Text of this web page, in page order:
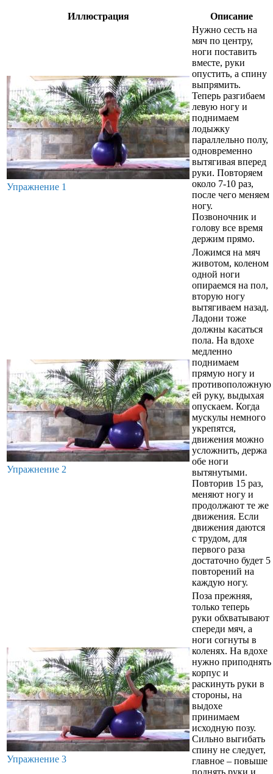
Иллюстрация Описание
Упражнение 1
Нужно сесть на
мяч по центру,
ноги поставить
вместе, руки
опустить, а спину
выпрямить.
Теперь разгибаем
левую ногу и
поднимаем
лодыжку
параллельно полу,
одновременно
вытягивая вперед
руки. Повторяем
около 7-10 раз,
после чего меняем
ногу.
Позвоночник и
голову все время
держим прямо.
Упражнение 2
Ложимся на мяч
животом, коленом
одной ноги
опираемся на пол,
вторую ногу
вытягиваем назад.
Ладони тоже
должны касаться
пола. На вдохе
медленно
поднимаем
прямую ногу и
противоположную
ей руку, выдыхая
опускаем. Когда
мускулы немного
укрепятся,
движения можно
усложнить, держа
обе ноги
вытянутыми.
Повторив 15 раз,
меняют ногу и
продолжают те же
движения. Если
движения даются
с трудом, для
первого раза
достаточно будет 5
повторений на
каждую ногу.
Упражнение 3
Поза прежняя,
только теперь
руки обхватывают
спереди мяч, а
ноги согнуты в
коленях. На вдохе
нужно приподнять
корпус и
раскинуть руки в
стороны, на
выдохе
принимаем
исходную позу.
Сильно выгибать
спину не следует,
главное – повыше
поднять руки и